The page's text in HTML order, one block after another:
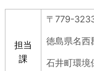
担当
課
〒779-
徳島県名西
石井町環境